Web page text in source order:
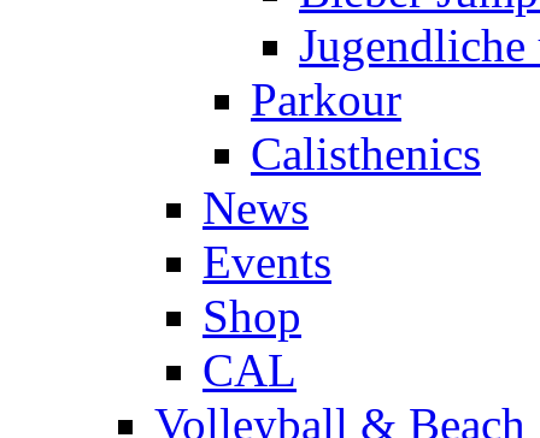
Jugendliche
Parkour
Calisthenics
News
Events
Shop
CAL
Volleyball & Beach